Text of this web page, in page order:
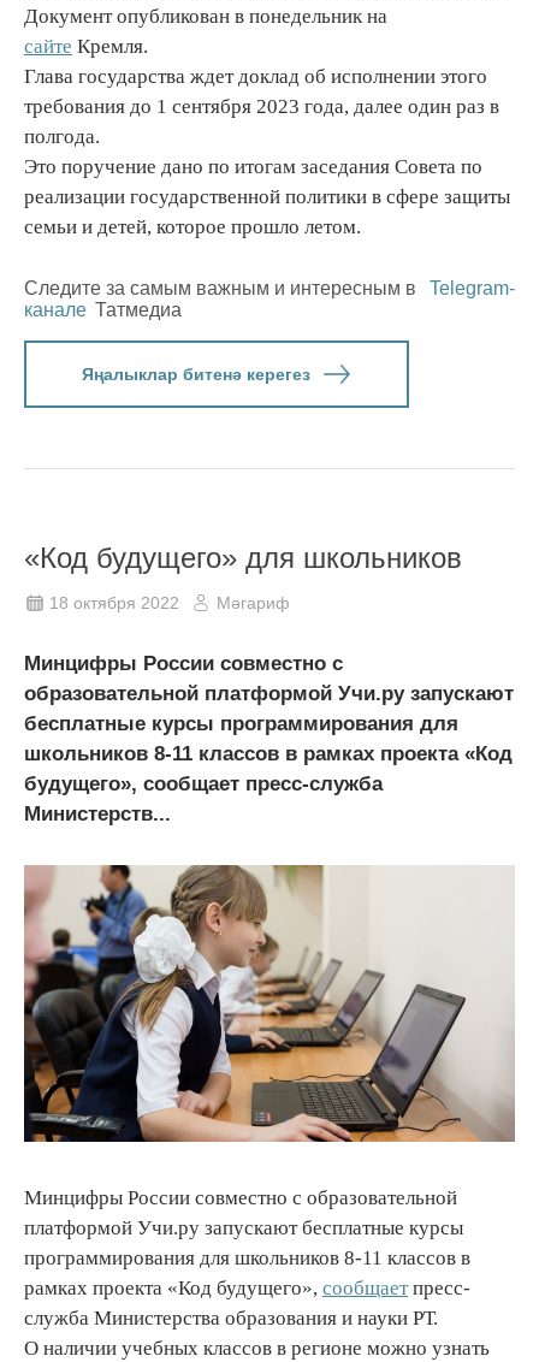
Документ опубликован в понедельник на
сайте Кремля.
Глава государства ждет доклад об исполнении этого
требования до 1 сентября 2023 года, далее один раз в
полгода.
Это поручение дано по итогам заседания Совета по
реализации государственной политики в сфере защиты
семьи и детей, которое прошло летом.
Следите за самым важным и интересным в
Telegram-
канале Татмедиа
Яңалыклар битенә керегез
«Код будущего» для школьников
18 октября 2022 Мәгариф
Минцифры России совместно с
образовательной платформой Учи.ру запускают
бесплатные курсы программирования для
школьников 8-11 классов в рамках проекта «Код
будущего», сообщает пресс-служба
Министерств...
Минцифры России совместно с образовательной
платформой Учи.ру запускают бесплатные курсы
программирования для школьников 8-11 классов в
рамках проекта «Код будущего», сообщаетпресс-
служба Министерства образования и науки РТ.
О наличии учебных классов в регионе можно узнать